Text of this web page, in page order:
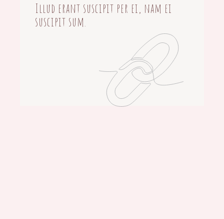
Illud erant suscipit per ei, nam ei
suscipit sum.